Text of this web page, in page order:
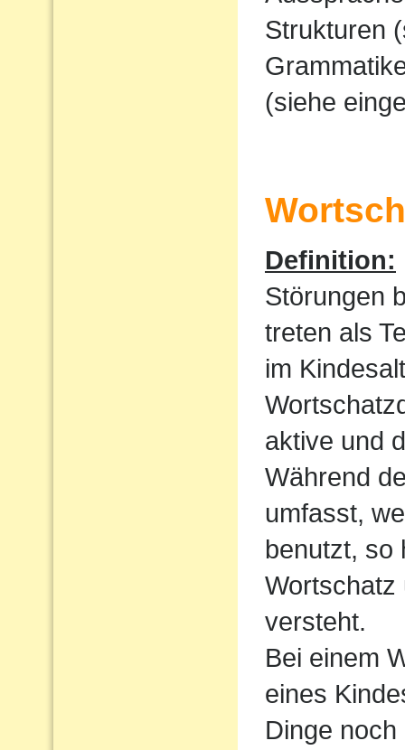
Strukturen
(siehe
Definition:
Störungen
treten als
im
aktive und
Während
umfasst,
benutzt, so
Wortschatz
versteht.
Bei einem
eines
Dinge